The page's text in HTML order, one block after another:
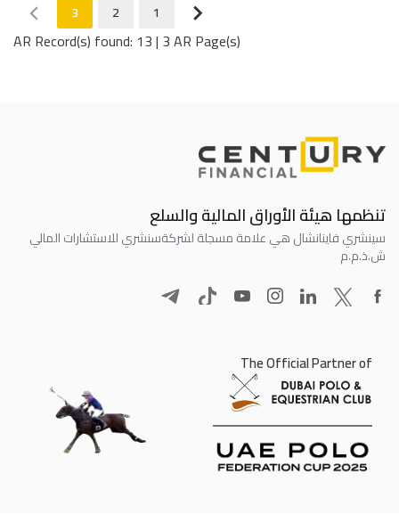
1
2
3
AR Record(s) found: 13| 3 AR Page(s)
تنظمها هيئة الأوراق المالية والسلع
سينشري فاينانشال هي علامة مسجلة لشركةسنشري للاستشارات المالي
ش.ذ.م.م
The Official Partner of